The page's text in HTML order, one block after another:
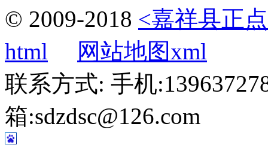
© 2009-2018 <嘉祥县正
html
网站地图xml
联系方式: 手机
箱:sdzdsc@126.com